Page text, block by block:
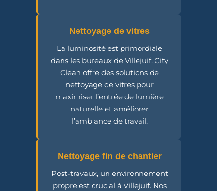
Nettoyage de vitres
La luminosité est primordiale
dans les bureaux de Villejuif. City
Clean offre des solutions de
nettoyage de vitres pour
maximiser l’entrée de lumière
naturelle et améliorer
l’ambiance de travail.
Nettoyage fin de chantier
Post-travaux, un environnement
propre est crucial à Villejuif. Nos